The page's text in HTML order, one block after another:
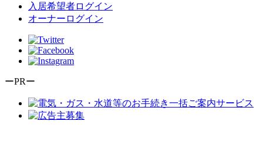
入居希望者ログイン
オーナーログイン
ーPRー